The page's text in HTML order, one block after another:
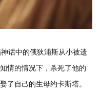
话中的俄狄浦斯从小被遗
情的情况下，杀死了他的
了自己的生母约卡斯塔。